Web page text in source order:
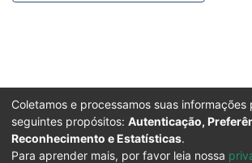
Coletamos e processamos suas informações
seguintes propósitos: Autenticação,
Reconhecimento e Estatísticas.
Para aprender mais, por favor leia nossa